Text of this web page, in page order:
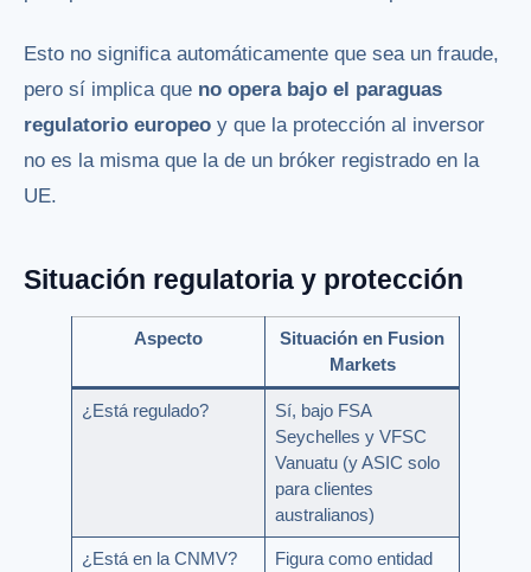
Esto no significa automáticamente que sea un fraude,
pero sí implica que no opera bajo el paraguas
regulatorio europeo y que la protección al inversor
no es la misma que la de un bróker registrado en la
UE.
Situación regulatoria y protección
Aspecto
Situación en Fusion
Markets
¿Está regulado?
Sí, bajo FSA
Seychelles y VFSC
Vanuatu (y ASIC solo
para clientes
australianos)
¿Está en la CNMV?
Figura como entidad